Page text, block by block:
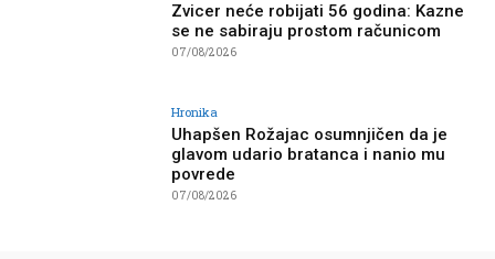
Zvicer neće robijati 56 godina: Kazne
se ne sabiraju prostom računicom
07/08/2026
Hronika
Uhapšen Rožajac osumnjičen da je
glavom udario bratanca i nanio mu
povrede
07/08/2026